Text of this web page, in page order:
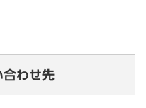
合わせ先